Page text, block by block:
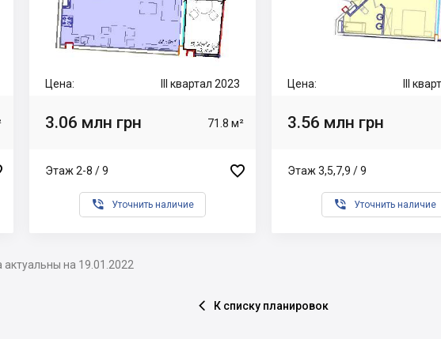
Цена: III квартал 2023
3.06 млн грн 71.8 м²
Этаж 2-8 / 9 
 Уточнить наличие
Цена: III
3.56 млн грн
Этаж 3,5,7,9 / 9
 Уточнить наличие
на 19.01.2022
 К списку планировок